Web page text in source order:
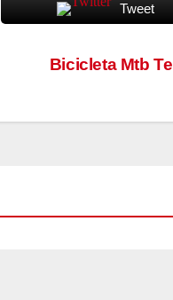
Tweet
Bicicleta Mtb